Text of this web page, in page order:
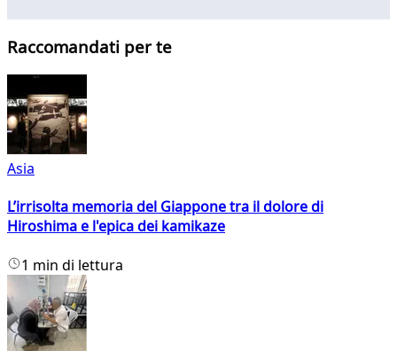
Raccomandati per te
Asia
L’irrisolta memoria del Giappone tra il dolore di
Hiroshima e l'epica dei kamikaze
1 min di lettura